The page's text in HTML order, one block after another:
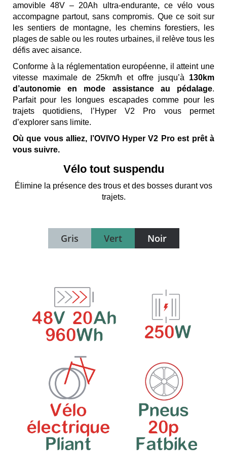
amovible 48V – 20Ah ultra-endurante, ce vélo vous
accompagne partout, sans compromis. Que ce soit sur
les sentiers de montagne, les chemins forestiers, les
plages de sable ou les routes urbaines, il relève tous les
défis avec aisance.
Conforme à la réglementation européenne, il atteint une
vitesse maximale de 25km/h et offre jusqu’à 130km
d’autonomie en mode assistance au pédalage.
Parfait pour les longues escapades comme pour les
trajets quotidiens, l’Hyper V2 Pro vous permet
d’explorer sans limite.
Où que vous alliez, l’OVIVO Hyper V2 Pro est prêt à
vous suivre.
Vélo tout suspendu
Élimine la présence des trous et des bosses durant vos
trajets.
Gris Vert Noir